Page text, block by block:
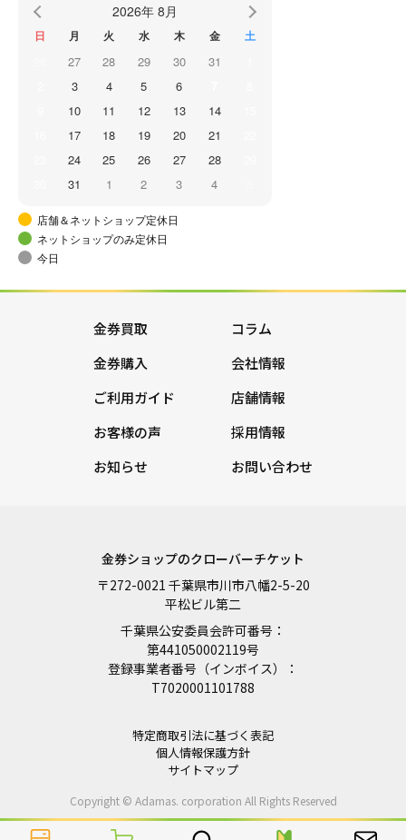
2026年 8月
日 月 火 水 木 金 土
27 28 29 30 31
3 4 5 6
10 11 12 13 14
17 18 19 20 21
24 25 26 27 28
31 1 2 3 4
店舗＆ネットショップ定休日
ネットショップのみ定休日
今日
金券買取
金券購入
ご利用ガイド
お客様の声
お知らせ
コラム
会社情報
店舗情報
採用情報
お問い合わせ
金券ショップのクローバーチケット
〒272-0021 千葉県市川市八幡2-5-20
平松ビル第二
千葉県公安委員会許可番号：
第441050002119号
登録事業者番号（インボイス）：
T7020001101788
特定商取引法に基づく表記
個人情報保護方針
サイトマップ
Copyright © Adamas. corporation All Rights Reserved